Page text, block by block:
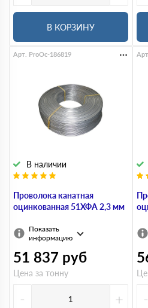
В КОРЗИНУ
Проволока канатная
оцинкованная 51ХФА 2,3 мм
В наличии
Арт. ProOc-186819
Показать
информацию
51 837 руб
Цена за тонну
- + -